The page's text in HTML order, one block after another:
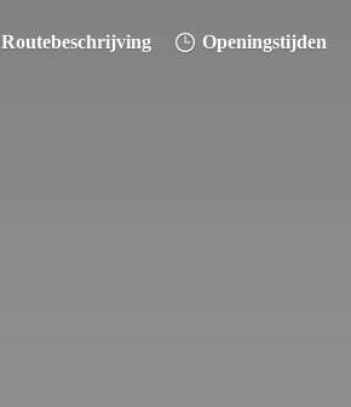
Routebeschrijving Openingstijden